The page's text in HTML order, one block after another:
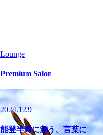
Lounge
Premium Salon
2024.12.9
能登半島に漂う、言葉に